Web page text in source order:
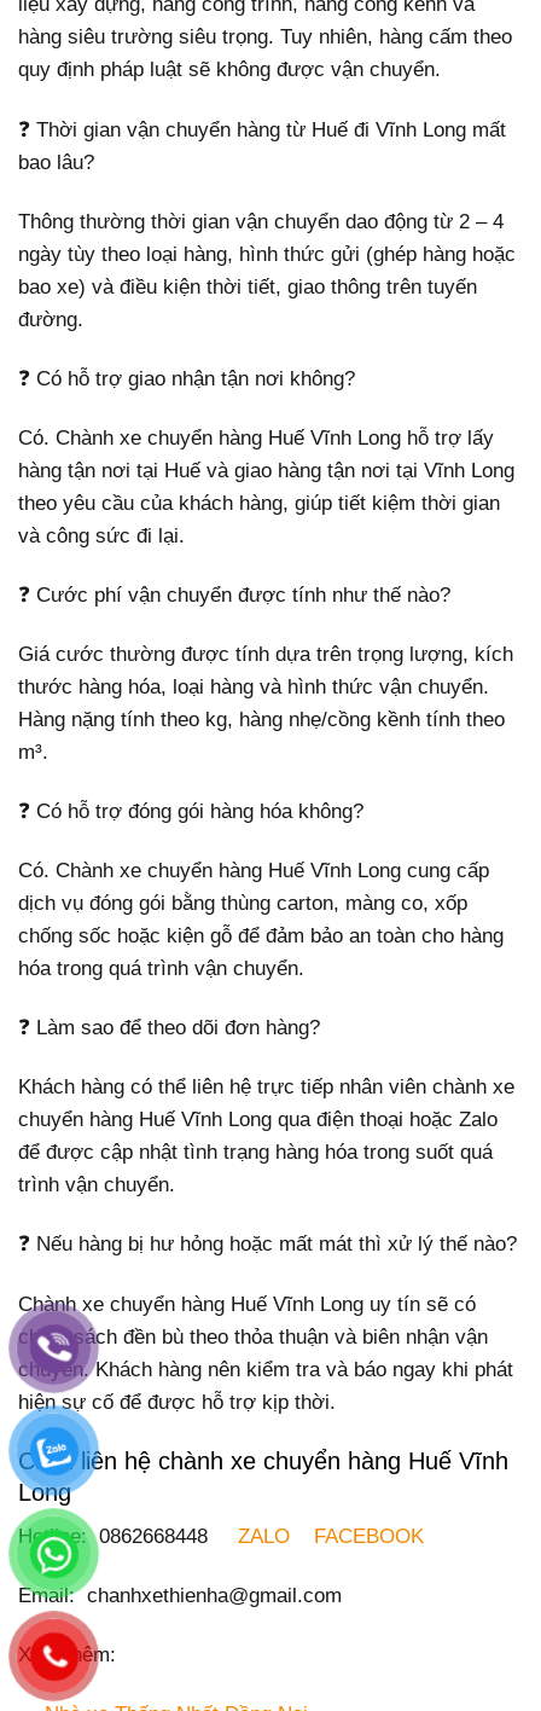
liệu xây dựng, hàng công trình, hàng cồng kềnh và
hàng siêu trường siêu trọng. Tuy nhiên, hàng cấm theo
quy định pháp luật sẽ không được vận chuyển.
❓ Thời gian vận chuyển hàng từ Huế đi Vĩnh Long mất
bao lâu?
Thông thường thời gian vận chuyển dao động từ 2 – 4
ngày tùy theo loại hàng, hình thức gửi (ghép hàng hoặc
bao xe) và điều kiện thời tiết, giao thông trên tuyến
đường.
❓ Có hỗ trợ giao nhận tận nơi không?
Có. Chành xe chuyển hàng Huế Vĩnh Long hỗ trợ lấy
hàng tận nơi tại Huế và giao hàng tận nơi tại Vĩnh Long
theo yêu cầu của khách hàng, giúp tiết kiệm thời gian
và công sức đi lại.
❓ Cước phí vận chuyển được tính như thế nào?
Giá cước thường được tính dựa trên trọng lượng, kích
thước hàng hóa, loại hàng và hình thức vận chuyển.
Hàng nặng tính theo kg, hàng nhẹ/cồng kềnh tính theo
m³.
❓ Có hỗ trợ đóng gói hàng hóa không?
Có. Chành xe chuyển hàng Huế Vĩnh Long cung cấp
dịch vụ đóng gói bằng thùng carton, màng co, xốp
chống sốc hoặc kiện gỗ để đảm bảo an toàn cho hàng
hóa trong quá trình vận chuyển.
❓ Làm sao để theo dõi đơn hàng?
Khách hàng có thể liên hệ trực tiếp nhân viên chành xe
chuyển hàng Huế Vĩnh Long qua điện thoại hoặc Zalo
để được cập nhật tình trạng hàng hóa trong suốt quá
trình vận chuyển.
❓ Nếu hàng bị hư hỏng hoặc mất mát thì xử lý thế nào?
Chành xe chuyển hàng Huế Vĩnh Long uy tín sẽ có
chính sách đền bù theo thỏa thuận và biên nhận vận
chuyển. Khách hàng nên kiểm tra và báo ngay khi phát
hiện sự cố để được hỗ trợ kịp thời.
Cách liên hệ chành xe chuyển hàng Huế Vĩnh
Long
Hotline: 0862668448 ZALO FACEBOOK
Email: chanhxethienha@gmail.com
Xem thêm: